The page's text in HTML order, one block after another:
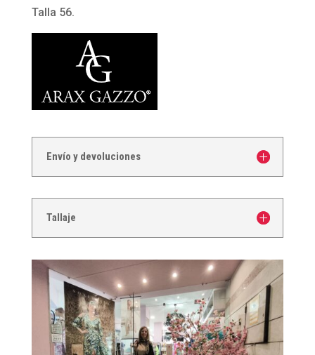
Talla 56.
Envío y devoluciones
Tallaje